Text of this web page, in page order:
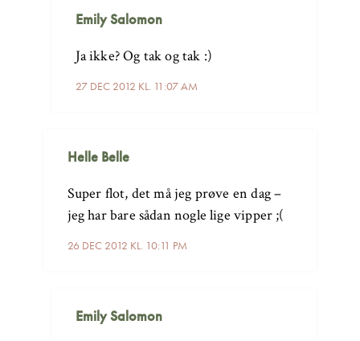
Emily Salomon
27 DEC 2012 KL. 11:07 AM
Ja ikke? Og tak og tak :)
Helle Belle
26 DEC 2012 KL. 10:11 PM
Super flot, det må jeg prøve en dag –
jeg har bare sådan nogle lige vipper ;(
Emily Salomon